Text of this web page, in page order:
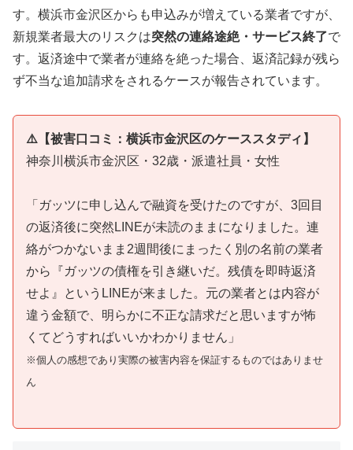
す。横浜市金沢区からも申込みが増えている業者ですが、
新規業者最大のリスクは突然の連絡途絶・サービス終了で
す。返済途中で業者が連絡を絶った場合、返済記録が残ら
ず不当な追加請求をされるケースが報告されています。
⚠️【被害口コミ：横浜市金沢区のケーススタディ】
神奈川横浜市金沢区・32歳・派遣社員・女性
「ガッツに申し込んで融資を受けたのですが、3回目
の返済後に突然LINEが未読のままになりました。連
絡がつかないまま2週間後にまったく別の名前の業者
から『ガッツの債権を引き継いだ。残債を即時返済
せよ』というLINEが来ました。元の業者とは内容が
違う金額で、明らかに不正な請求だと思いますが怖
くてどうすればいいかわかりません」
※個人の感想であり実際の被害内容を保証するものではありませ
ん